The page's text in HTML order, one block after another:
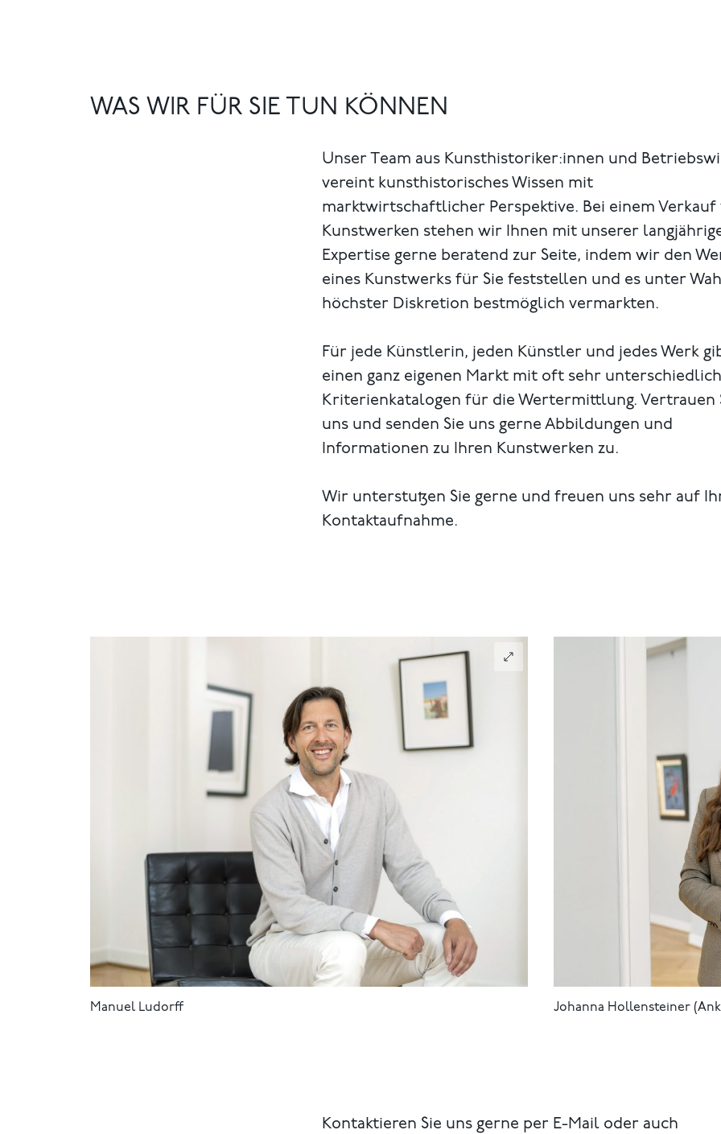
WAS WIR FÜR SIE TUN KÖNNEN
Unser Team aus Kunsthistoriker:innen und
vereint kunsthistorisches Wissen mit
marktwirtschaftlicher Perspektive. Bei einem Verkauf
Kunstwerken stehen wir Ihnen mit unserer
Expertise gerne beratend zur Seite, indem wir den
eines Kunstwerks für Sie feststellen und es unter
höchster Diskretion bestmöglich vermarkten.
Für jede Künstlerin, jeden Künstler und jedes Werk
einen ganz eigenen Markt mit oft sehr
Kriterienkatalogen für die Wertermittlung. Vertrauen
uns und senden Sie uns gerne Abbildungen und
Informationen zu Ihren Kunstwerken zu.
Wir unterstutzen Sie gerne und freuen uns sehr auf
Kontaktaufnahme.
Manuel Ludorff Johanna Hollensteiner
Kontaktieren Sie uns gerne per E-Mail oder auch